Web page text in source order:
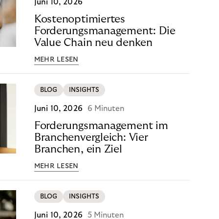
Juni 10, 2026
Kostenoptimiertes
Forderungsmanagement: Die
Value Chain neu denken
MEHR LESEN
BLOG INSIGHTS
Juni 10, 2026 6 Minuten
Forderungsmanagement im
Branchenvergleich: Vier
Branchen, ein Ziel
MEHR LESEN
BLOG INSIGHTS
Juni 10, 2026 5 Minuten